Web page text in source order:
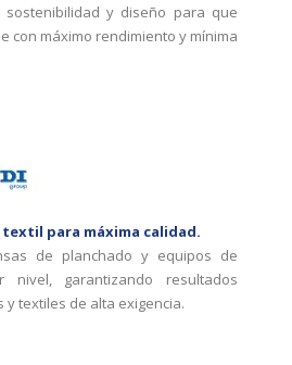
sostenibilidad y diseño para que
con máximo rendimiento y mínima
para máxima calidad.
de planchado y equipos de
nivel, garantizando resultados
textiles de alta exigencia.